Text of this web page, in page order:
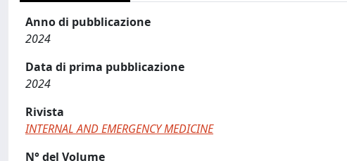
Anno di pubblicazione
2024
Data di prima pubblicazione
2024
Rivista
INTERNAL AND EMERGENCY MEDICINE
N° del Volume